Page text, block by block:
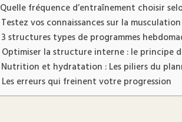
Quelle fréquence d’entraînement choisir
Testez vos connaissances sur la musculation
3 structures types de programmes
Optimiser la structure interne : le principe
Nutrition et hydratation : Les piliers du
Les erreurs qui freinent votre progression